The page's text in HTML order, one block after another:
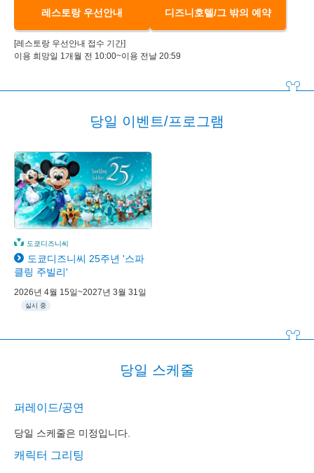
레스토랑 우선안내 디즈니호텔/그 밖의 예약
[레스토랑 우선안내 접수 기간]
이용 희망일 1개월 전 10:00~이용 전날 20:59
당일 이벤트/프로그램
도쿄디즈니씨
도쿄디즈니씨 25주년 '스파
클링 주빌리'
2026년 4월 15일~2027년 3월 31일
실시 중
당일 스케줄
퍼레이드/공연
당일 스케줄은 미정입니다.
캐릭터 그리팅